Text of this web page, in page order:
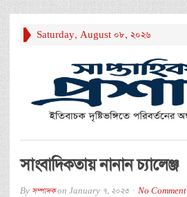
Saturday, August 08, 2026
সাংবাদিকতায় নানান চ্যালেঞ্জ
By সম্পাদকon January 7, 2023 No Comment